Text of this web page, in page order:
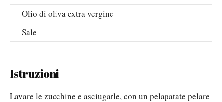
Olio di oliva extra vergine
Sale
Istruzioni
Lavare le zucchine e asciugarle, con un pelapatate pelare